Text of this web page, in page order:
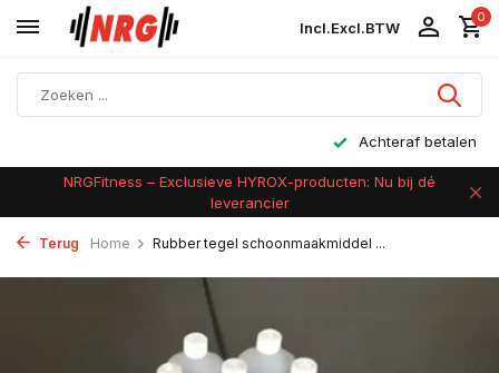
Incl.Excl.BTW
0
NRGFitness – Exclusieve HYROX-producten: Nu bij dé
leverancier
Terug Home Rubber tegel schoonmaakmiddel ...